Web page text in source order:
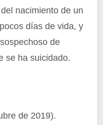
nacimiento de un
días de vida, y
de
se ha suicidado.
de 2019).